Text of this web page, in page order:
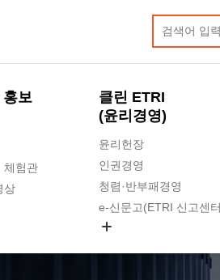
홍보
체험관
상
클린 ETRI
(윤리경영)
윤리헌장
인권경영
청렴·반부패경영
e-신문고(ETRI 신고센